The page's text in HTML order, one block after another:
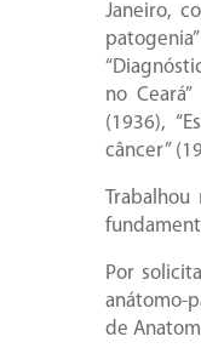
Janeiro,
no
(1936),
câncer”
Por
anátomo-
de